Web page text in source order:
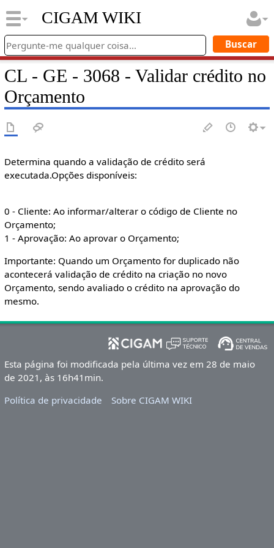
CIGAM WIKI
CL - GE - 3068 - Validar crédito no
Orçamento
Determina quando a validação de crédito será
executada.Opções disponíveis:
0 - Cliente: Ao informar/alterar o código de Cliente no
Orçamento;
1 - Aprovação: Ao aprovar o Orçamento;
Importante: Quando um Orçamento for duplicado não
acontecerá validação de crédito na criação no novo
Orçamento, sendo avaliado o crédito na aprovação do
mesmo.
Esta página foi modificada pela última vez em 28 de maio
de 2021, às 16h41min.
Política de privacidade
Sobre CIGAM WIKI